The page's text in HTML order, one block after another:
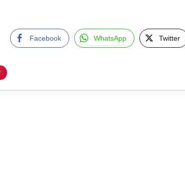
Facebook WhatsApp Twitter